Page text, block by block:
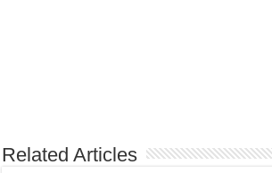
Related Articles